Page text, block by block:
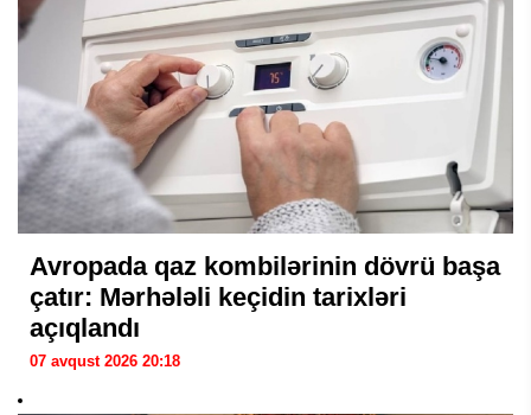
Avropada qaz kombilərinin dövrü başa
çatır: Mərhələli keçidin tarixləri
açıqlandı
07 avqust 2026 20:18